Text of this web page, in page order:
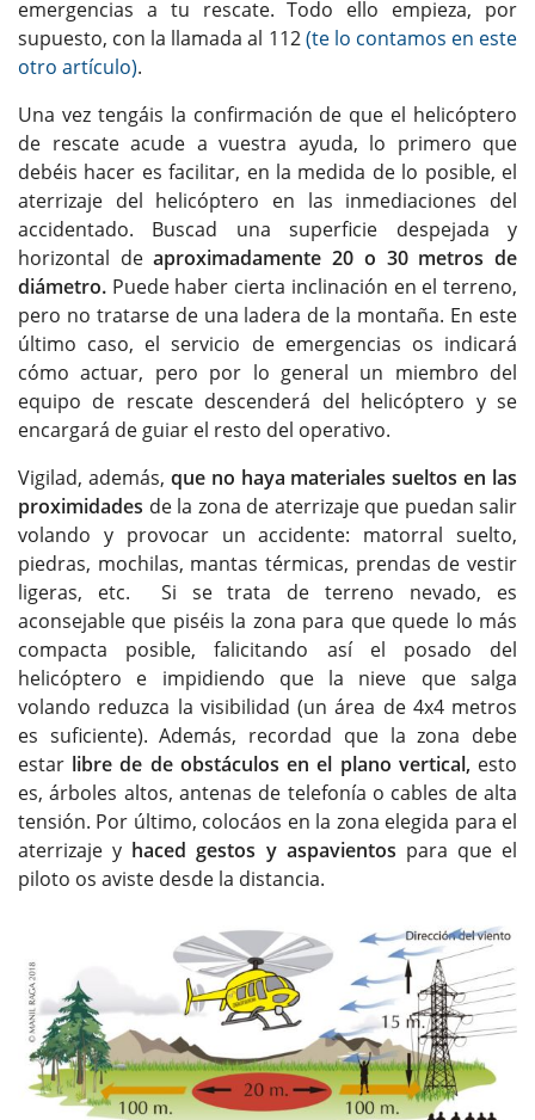
emergencias a tu rescate. Todo ello empieza, por
supuesto, con la llamada al 112(te lo contamos en este
otro artículo).
Una vez tengáis la confirmación de que el helicóptero
de rescate acude a vuestra ayuda, lo primero que
debéis hacer es facilitar, en la medida de lo posible, el
aterrizaje del helicóptero en las inmediaciones del
accidentado. Buscad una superficie despejada y
horizontal deaproximadamente 20 o 30 metros de
diámetro. Puede haber cierta inclinación en el terreno,
pero no tratarse de una ladera de la montaña. En este
último caso, el servicio de emergencias os indicará
cómo actuar, pero por lo general un miembro del
equipo de rescate descenderá del helicóptero y se
encargará de guiar el resto del operativo.
Vigilad, además, que no haya materiales sueltos en las
proximidades de la zona de aterrizaje que puedan salir
volando y provocar un accidente: matorral suelto,
piedras, mochilas, mantas térmicas, prendas de vestir
ligeras, etc. Si se trata de terreno nevado, es
aconsejable que piséis la zona para que quede lo más
compacta posible, falicitando así el posado del
helicóptero e impidiendo que la nieve que salga
volando reduzca la visibilidad (un área de 4x4 metros
es suficiente). Además, recordad que la zona debe
estar libre de de obstáculos en el plano vertical, esto
es, árboles altos, antenas de telefonía o cables de alta
tensión. Por último, colocáos en la zona elegida para el
aterrizaje y haced gestos y aspavientos para que el
piloto os aviste desde la distancia.